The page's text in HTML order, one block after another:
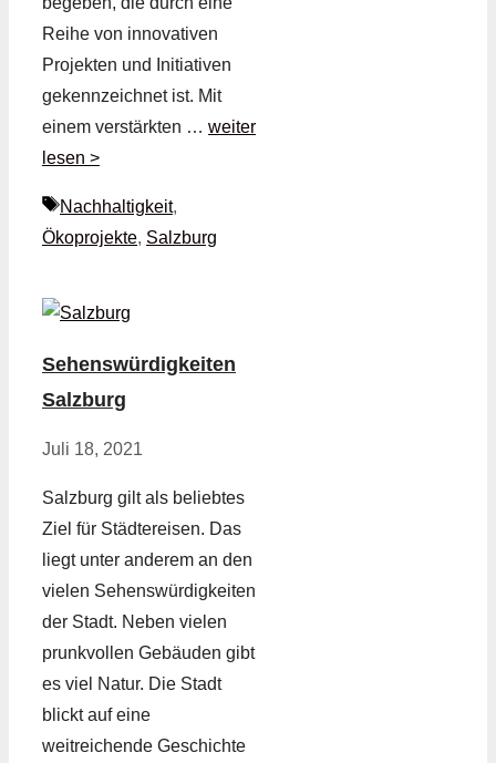
Reihe von innovativen
Projekten und Initiativen
gekennzeichnet ist. Mit
einem verstärkten … weiter
lesen >
Schlagwörter
Nachhaltigkeit,
Ökoprojekte, Salzburg
Sehenswürdigkeiten
Salzburg
Juli 18, 2021
Salzburg gilt als beliebtes
Ziel für Städtereisen. Das
liegt unter anderem an den
vielen Sehenswürdigkeiten
der Stadt. Neben vielen
prunkvollen Gebäuden gibt
es viel Natur. Die Stadt
blickt auf eine
weitreichende Geschichte